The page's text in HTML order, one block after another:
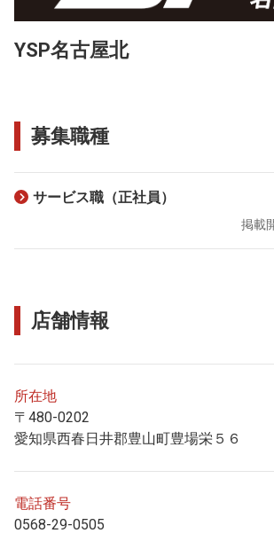
YSP名古屋北
募集職種
サービス職（正社員）
掲載
店舗情報
所在地
〒480-0202
愛知県西春日井郡豊山町豊場栄５６
電話番号
0568-29-0505